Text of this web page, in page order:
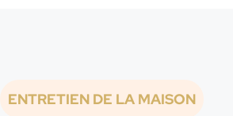
ENTRETIEN DE LA MAISON